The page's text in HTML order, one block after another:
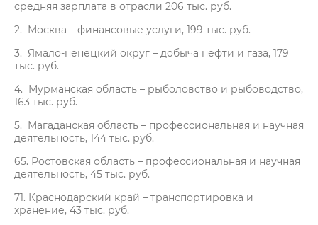
средняя зарплата в отрасли 206 тыс. руб.
2. Москва – финансовые услуги, 199 тыс. руб.
3. Ямало-ненецкий округ – добыча нефти и газа, 179
тыс. руб.
4. Мурманская область – рыболовство и рыбоводство,
163 тыс. руб.
5. Магаданская область – профессиональная и научная
деятельность, 144 тыс. руб.
65. Ростовская область – профессиональная и научная
деятельность, 45 тыс. руб.
71. Краснодарский край – транспортировка и
хранение, 43 тыс. руб.